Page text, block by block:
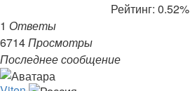
Рейтинг: 0.52%
1 Ответы
6714Просмотры
Последнее сообщение